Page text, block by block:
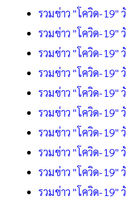
รวมข่าว "โควิด-19"
รวมข่าว "โควิด-19"
รวมข่าว "โควิด-19"
รวมข่าว "โควิด-19"
รวมข่าว "โควิด-19"
รวมข่าว "โควิด-19"
รวมข่าว "โควิด-19"
รวมข่าว "โควิด-19"
รวมข่าว "โควิด-19"
รวมข่าว "โควิด-19"